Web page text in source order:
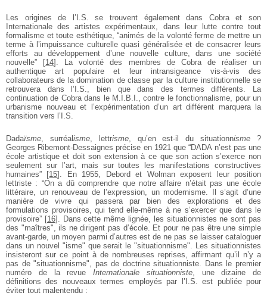
Les origines de l’I.S. se trouvent également dans Cobra et son
Internationale des artistes expérimentaux, dans leur lutte contre tout
formalisme et toute esthétique, “animés de la volonté ferme de mettre un
terme à l’impuissance culturelle quasi généralisée et de consacrer leurs
efforts au développement d’une nouvelle culture, dans une société
nouvelle” [14] . La volonté des membres de Cobra de réaliser un
authentique art populaire et leur intransigeance vis-à-vis des
collaborateurs de la domination de classe par la culture institutionnelle se
retrouvera dans l’I.S., bien que dans des termes différents. La
continuation de Cobra dans le M.I.B.I., contre le fonctionnalisme, pour un
urbanisme nouveau et l’expérimentation d’un art différent marquera la
transition vers l’I.S.
Dadaïsme , surréalisme, lettrisme, qu’en est-il du situationnisme ?
Georges Ribemont-Dessaignes précise en 1921 que “DADA n’est pas une
école artistique et doit son extension à ce que son action s’exerce non
seulement sur l’art, mais sur toutes les manifestations constructives
humaines” [15] . En 1955, Debord et Wolman exposent leur position
lettriste : “On a dû comprendre que notre affaire n’était pas une école
littéraire, un renouveau de l’expression, un modernisme. Il s’agit d’une
manière de vivre qui passera par bien des explorations et des
formulations provisoires, qui tend elle-même à ne s’exercer que dans le
provisoire” [16] . Dans cette même lignée, les situationnistes ne sont pas
des "maîtres", ils ne dirigent pas d’école. Et pour ne pas être une simple
avant-garde, un moyen parmi d’autres est de ne pas se laisser cataloguer
dans un nouvel "isme" que serait le "situationnisme". Les situationnistes
insisteront sur ce point à de nombreuses reprises, affirmant qu’il n’y a
pas de "situationnisme", pas de doctrine situationniste. Dans le premier
numéro de la revue Internationale situationniste, une dizaine de
définitions des nouveaux termes employés par l’I.S. est publiée pour
éviter tout malentendu :